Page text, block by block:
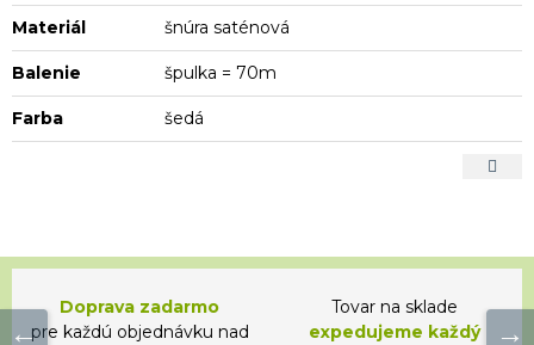
Materiál šnúra saténová
Balenie špulka = 70m
Farba šedá
Doprava zadarmo
pre každú objednávku nad
Tovar na sklade
expedujeme každý